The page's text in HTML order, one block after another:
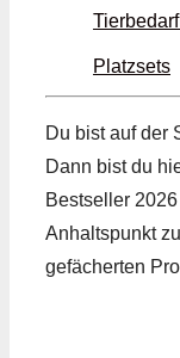
Platzsets
Du bist auf der
Dann bist du
Bestseller
Anhaltspunkt
gefächerten